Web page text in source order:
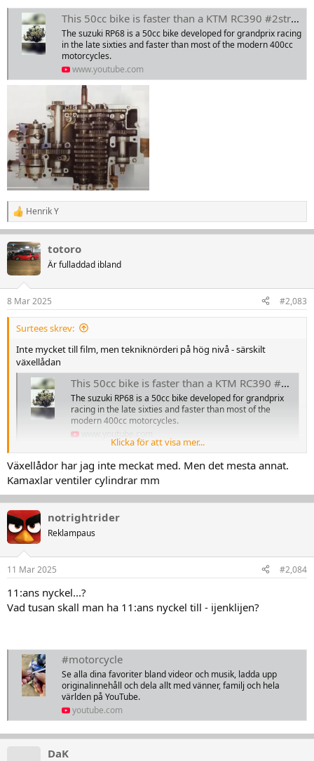
This 50cc bike is faster than a KTM RC390 #2stroke #suzuki2stroke #suzuki #50cc
The suzuki RP68 is a 50cc bike developed for grandprix racing
in the late sixties and faster than most of the modern 400cc
motorcycles.
www.youtube.com
R
e
k
t
e
r
Henrik Y
totoro
Är fulladdad ibland
8 Mar 2025 #2,083
Surtees skrev:
Inte mycket till film, men tekniknörderi på hög nivå - särskilt
växellådan
This 50cc bike is faster than a KTM RC390 #2stroke #suzuki2stroke #suzuki #50cc
The suzuki RP68 is a 50cc bike developed for grandprix
racing in the late sixties and faster than most of the
modern 400cc motorcycles.
View attachment 511593
Klicka för att visa mer...
Växellådor har jag inte meckat med. Men det mesta annat.
Kamaxlar ventiler cylindrar mm
notrightrider
Reklampaus
11 Mar 2025 #2,084
11:ans nyckel...?
Vad tusan skall man ha 11:ans nyckel till - ijenklijen?
#motorcycle
Se alla dina favoriter bland videor och musik, ladda upp
originalinnehåll och dela allt med vänner, familj och hela
världen på YouTube.
youtube.com
DaK